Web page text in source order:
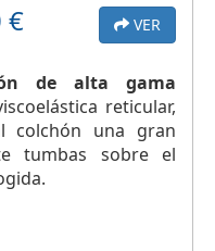
€ VER
de alta gama
reticular,
colchón una gran
tumbas sobre el